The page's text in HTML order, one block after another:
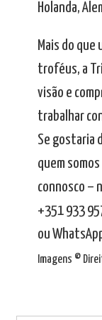
Holanda,
Mais do que
troféus, a
visão e
trabalhar
Se gostaria
quem
connosco –
+351 933
ou
Imagens ©